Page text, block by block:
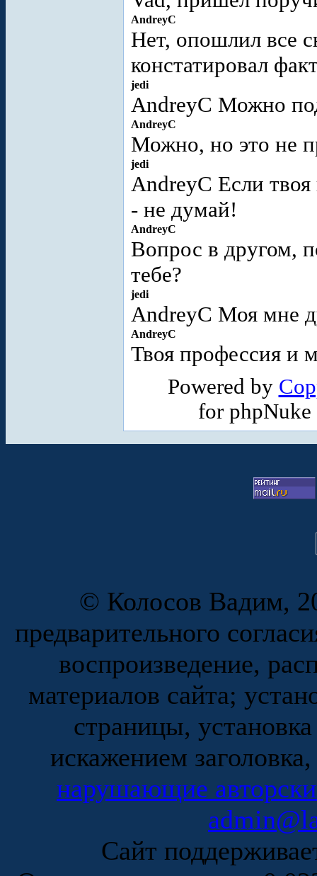
AndreyC
Нет, опошлил все
констатировал
jedi
AndreyC Можно
AndreyC
Можно, но это не
jedi
AndreyC Если твоя
- не думай!
AndreyC
Вопрос в другом,
тебе?
jedi
AndreyC Моя мне
AndreyC
Твоя профессия и
Powered by
for
© Колосов Вадим,
предварительного
воспроизведение,
материалов сайта;
страницы,
искажением
нарушающие
Сайт